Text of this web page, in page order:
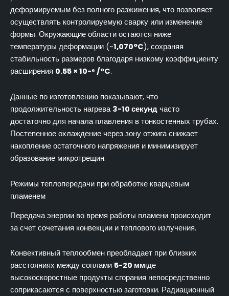
деформируемым без полного разжижения, что позволяет
осуществлять контролируемую сварку или изменение
формы. Окружающие области остаются ниже
температуры деформации (~1,070°C), сохраняя
стабильность размеров благодаря низкому коэффициенту
расширения 0.55 × 10-⁶ /°C.
Данные по изготовлению показывают, что
продолжительность нагрева 3-10 секунд часто
достаточно для начала плавления в тонкостенных трубах.
Постепенное охлаждение через зону отжига снижает
накопление остаточного напряжения и минимизирует
образование микротрещин.
Режимы теплопередачи при обработке кварцевым
пламенем
Передача энергии во время работы пламени происходит
за счет сочетания конвекции и теплового излучения.
Конвективный теплообмен преобладает при близких
расстояниях между соплами 5-20 ммгде
высокоскоростные продукты сгорания непосредственно
соприкасаются с поверхностью заготовки. Радиационный